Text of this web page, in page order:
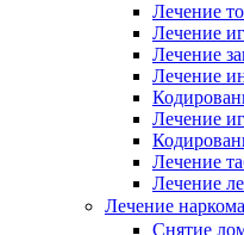
Лечение
Лечение
Лечение
Лечение
Лечение
Лечение
Лечение
Лечение
Снятие